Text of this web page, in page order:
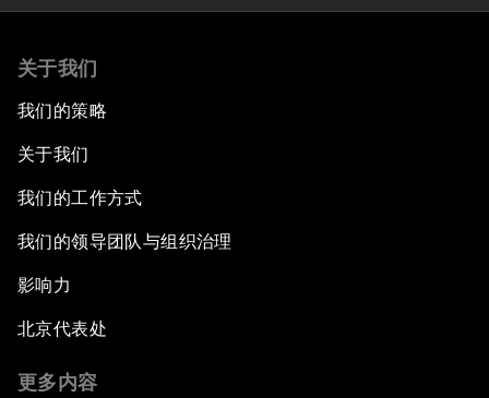
关于我们
我们的策略
关于我们
我们的工作方式
我们的领导团队与组织治理
影响力
北京代表处
更多内容